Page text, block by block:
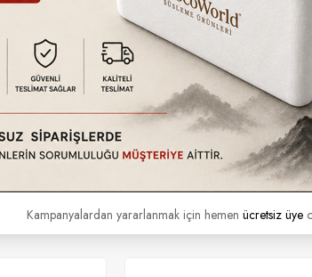
olmadığını kontrol ediniz. Eğer kargonuzda
vb. uyarı simgeleri.) 2 iş günü içerisinde
gerekmektedir.
Kampanyalardan yararlanmak için hemen ücretsiz üye